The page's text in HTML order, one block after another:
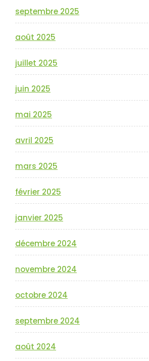
septembre 2025
août 2025
juillet 2025
juin 2025
mai 2025
avril 2025
mars 2025
février 2025
janvier 2025
décembre 2024
novembre 2024
octobre 2024
septembre 2024
août 2024